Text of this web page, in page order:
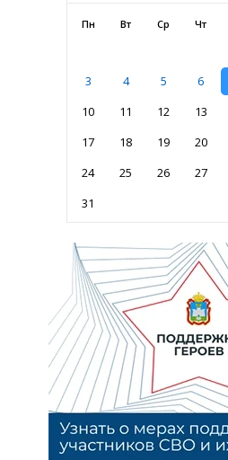
Пн Вт Ср Чт
3
4 5 6
10
11 12 13
17
18 19 20
24
25 26 27
31